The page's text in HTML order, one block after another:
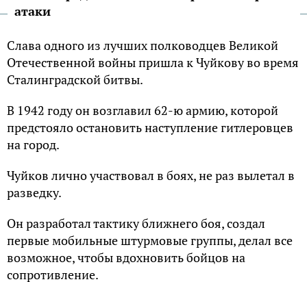
атаки
Слава одного из лучших полководцев Великой
Отечественной войны пришла к Чуйкову во время
Сталинградской битвы.
В 1942 году он возглавил 62-ю армию, которой
предстояло остановить наступление гитлеровцев
на город.
Чуйков лично участвовал в боях, не раз вылетал в
разведку.
Он разработал тактику ближнего боя, создал
первые мобильные штурмовые группы, делал все
возможное, чтобы вдохновить бойцов на
сопротивление.